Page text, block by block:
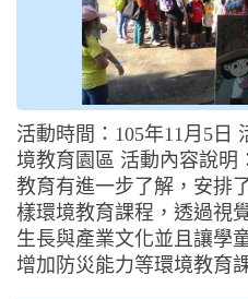
活動時間：105年11月5日
境教育園區 活動內容說明
教育有進一步了解，安排
樣環境教育課程，透過視
生長與產業文化並且讓學
增加防災能力等環境教育